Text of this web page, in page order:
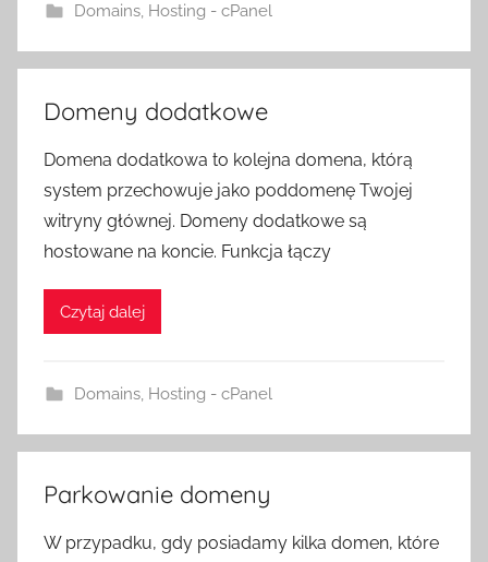
Domains, Hosting - cPanel
Domeny dodatkowe
Domena dodatkowa to kolejna domena, którą
system przechowuje jako poddomenę Twojej
witryny głównej. Domeny dodatkowe są
hostowane na koncie. Funkcja łączy
Czytaj dalej
Domains, Hosting - cPanel
Parkowanie domeny
W przypadku, gdy posiadamy kilka domen, które